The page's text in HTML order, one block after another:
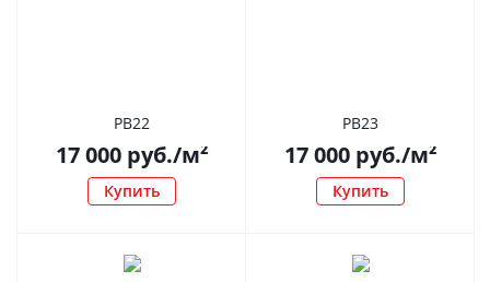
РВ22
17 000руб./м²
Купить
РВ23
17 000руб./м²
Купить